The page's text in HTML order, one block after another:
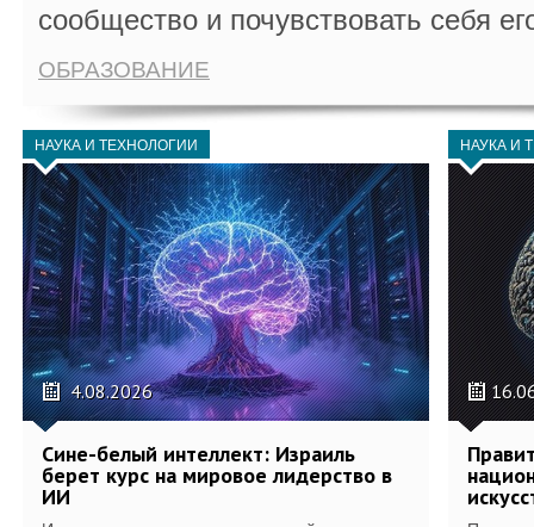
сообщество и почувствовать себя
ОБРАЗОВАНИЕ
НАУКА И ТЕХНОЛОГИИ
4.08.2026
Сине-белый интеллект: Израиль
берет курс на мировое лидерство в
ИИ
НАУКА И